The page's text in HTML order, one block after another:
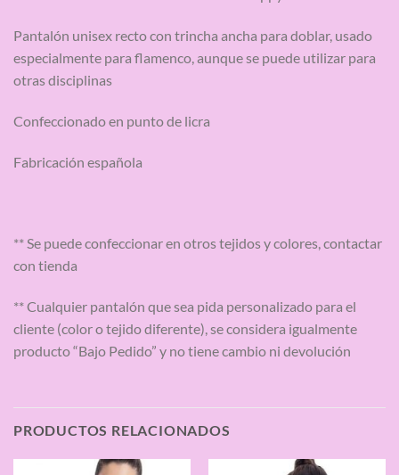
Pantalón unisex recto con trincha ancha para doblar, usado
especialmente para flamenco, aunque se puede utilizar para
otras disciplinas
Confeccionado en punto de licra
Fabricación española
** Se puede confeccionar en otros tejidos y colores, contactar
con tienda
** Cualquier pantalón que sea pida personalizado para el
cliente (color o tejido diferente), se considera igualmente
producto “Bajo Pedido” y no tiene cambio ni devolución
PRODUCTOS RELACIONADOS